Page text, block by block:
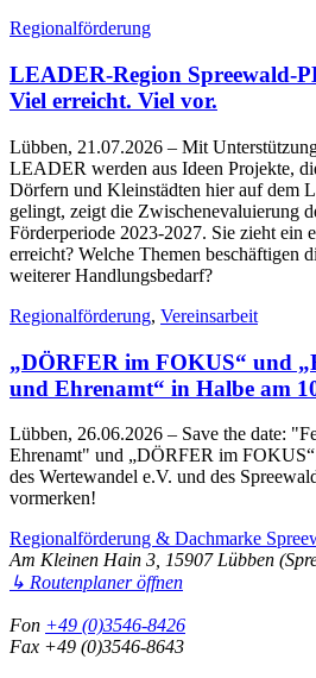
Regionalförderung
LEADER-Region Spreewald-
Viel erreicht. Viel vor.
Lübben, 21.07.2026 – Mit
LEADER werden aus Ideen Projekte,
Dörfern und Kleinstädten hier auf dem
gelingt, zeigt die Zwischenevaluierung
Förderperiode 2023-2027. Sie zieht ein
erreicht? Welche Themen beschäftigen
weiterer Handlungsbedarf?
Regionalförderung, Vereinsarbeit
„DÖRFER im FOKUS“ und
und Ehrenamt“ in Halbe am
Lübben, 26.06.2026 – Save the date:
Ehrenamt" und „DÖRFER im
des Wertewandel e.V. und des
vormerken!
Regionalförderung & Dachmarke
Am Kleinen Hain 3, 15907 Lübben
↳ Routenplaner öffnen
Fon +49 (0)3546-8426
Fax +49 (0)3546-8643